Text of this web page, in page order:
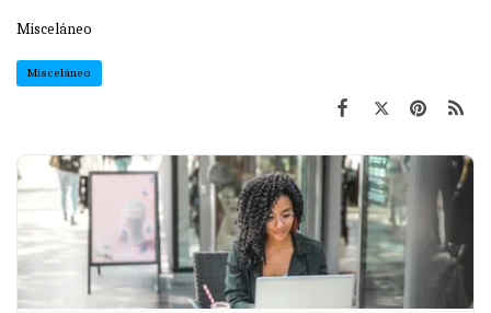
Misceláneo
Misceláneo